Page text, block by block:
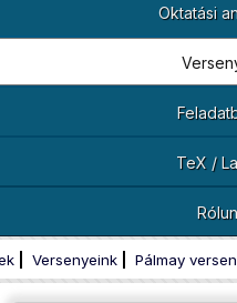
Oktatási
TeX /
Versenyeink Pálmay